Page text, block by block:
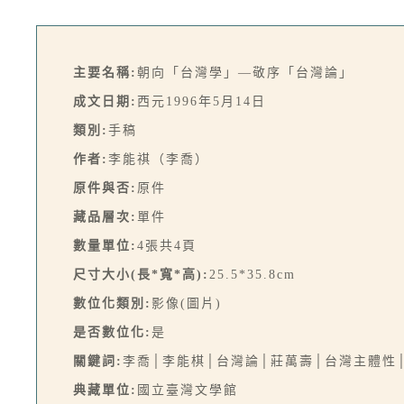
主要名稱: 朝向「台灣學」—敬序「台灣論」
成文日期: 西元1996年5月14日
類別: 手稿
作者: 李能祺（李喬）
原件與否: 原件
藏品層次: 單件
數量單位: 4張共4頁
尺寸大小(長*寬*高): 25.5*35.8cm
數位化類別: 影像(圖片)
是否數位化: 是
關鍵詞: 李喬│李能棋│台灣論│莊萬壽│台灣主體性
典藏單位: 國立臺灣文學館